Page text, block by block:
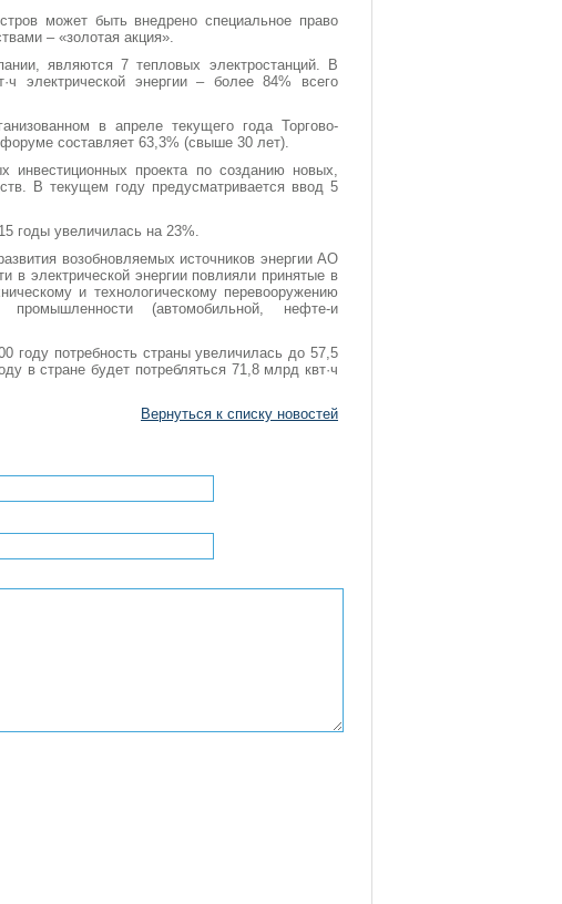
может быть внедрено специальное право
– «золотая акция».
являются 7 тепловых электростанций. В
электрической энергии – более 84% всего
в апреле текущего года Торгово-
составляет 63,3% (свыше 30 лет).
инвестиционных проекта по созданию новых,
В текущем году предусматривается ввод 5
годы увеличилась на 23%.
возобновляемых источников энергии АО
в электрической энергии повлияли принятые в
и технологическому перевооружению
(автомобильной, нефте-и
году потребность страны увеличилась до 57,5
в стране будет потребляться 71,8 млрд квт·ч
Вернуться к списку новостей